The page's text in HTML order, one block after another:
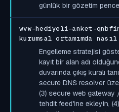
günlük bir gözetim
wvw-hediyeli-anket-
kurumsal ortamımda
Engelleme stratejisi
kayıt bir alan adı
duvarında çıkış kuralı
secure DNS resolver
(3) secure web gateway
tehdit feed'ine ekleyin,